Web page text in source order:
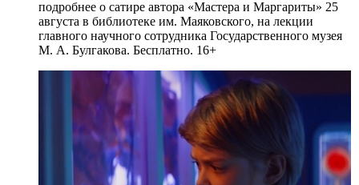
подробнее о сатире автора «Мастера и Маргариты» 25
августа в библиотеке им. Маяковского, на лекции
главного научного сотрудника Государственного музея
М. А. Булгакова. Бесплатно. 16+